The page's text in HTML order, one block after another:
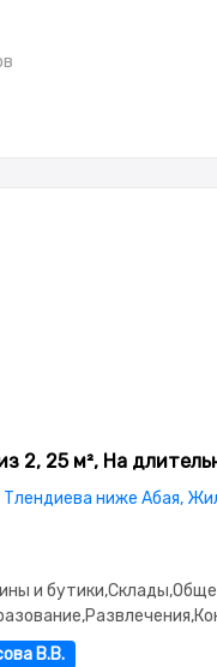
2, 25 м², На
ниже Абая,
и
Паркинг
В.В.